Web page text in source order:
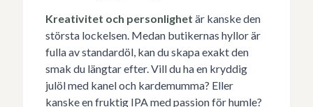
Kreativitet och personlighet är kanske den
största lockelsen. Medan butikernas hyllor är
fulla av standardöl, kan du skapa exakt den
smak du längtar efter. Vill du ha en kryddig
julöl med kanel och kardemumma? Eller
kanske en fruktig IPA med passion för humle?